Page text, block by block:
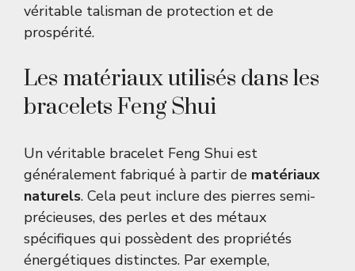
véritable talisman de protection et de
prospérité.
Les matériaux utilisés dans les
bracelets Feng Shui
Un véritable bracelet Feng Shui est
généralement fabriqué à partir de matériaux
naturels. Cela peut inclure des pierres semi-
précieuses, des perles et des métaux
spécifiques qui possèdent des propriétés
énergétiques distinctes. Par exemple,